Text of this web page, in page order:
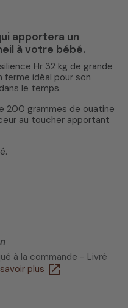
apportera un
à votre bébé.
Hr 32 kg de grande
ferme idéal pour son
le temps.
200 grammes de ouatine
au toucher apportant
à la commande - Livré
plus open_in_new